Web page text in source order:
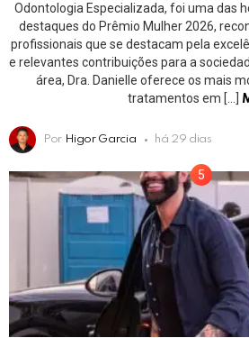
Odontologia Especializada, foi uma das
destaques do Prêmio Mulher 2026,
profissionais que se destacam pela
e relevantes contribuições para a
área, Dra. Danielle oferece os mais
tratamentos em […]
Por Higor Garcia há 29 dias